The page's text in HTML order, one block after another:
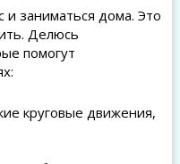
и заниматься дома. Это
Делюсь
помогут
круговые движения,